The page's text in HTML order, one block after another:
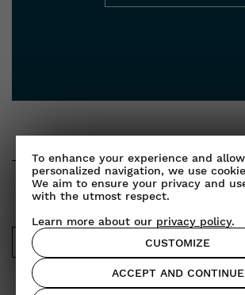
NEWSLETTER
To enhance your experience and
personalized navigation, we use
We aim to ensure your privacy and
with the utmost respect.
Learn more about our privacy policy.
CUSTOMIZE
ACCEPT AND CONTINUE